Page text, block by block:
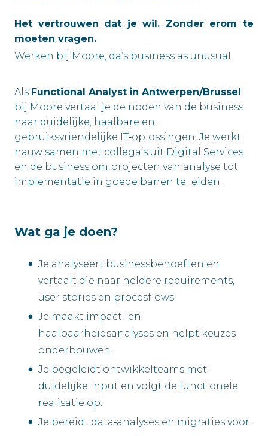
Het vertrouwen dat je wil. Zonder erom te
moeten vragen.
Werken bij Moore, da’s business as unusual.
Als Functional Analyst in Antwerpen/Brussel
bij Moore vertaal je de noden van de business
naar duidelijke, haalbare en
gebruiksvriendelijke IT‑oplossingen. Je werkt
nauw samen met collega’s uit Digital Services
en de business om projecten van analyse tot
implementatie in goede banen te leiden.
Wat ga je doen?
Je analyseert businessbehoeften en
vertaalt die naar heldere requirements,
user stories en procesflows.
Je maakt impact- en
haalbaarheidsanalyses en helpt keuzes
onderbouwen.
Je begeleidt ontwikkelteams met
duidelijke input en volgt de functionele
realisatie op.
Je bereidt data‑analyses en migraties voor.